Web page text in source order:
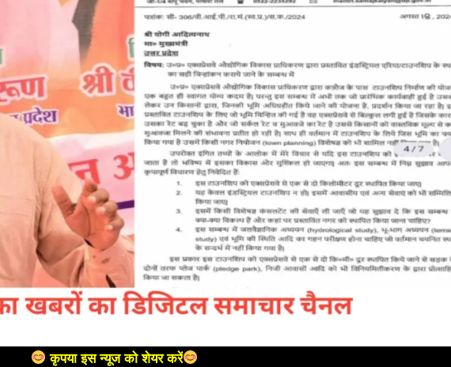
कृपया इस न्यूज को शेयर करें